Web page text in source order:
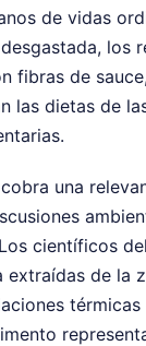
de vidas
los
fibras de
las dietas de
una
científicos
extraídas de la